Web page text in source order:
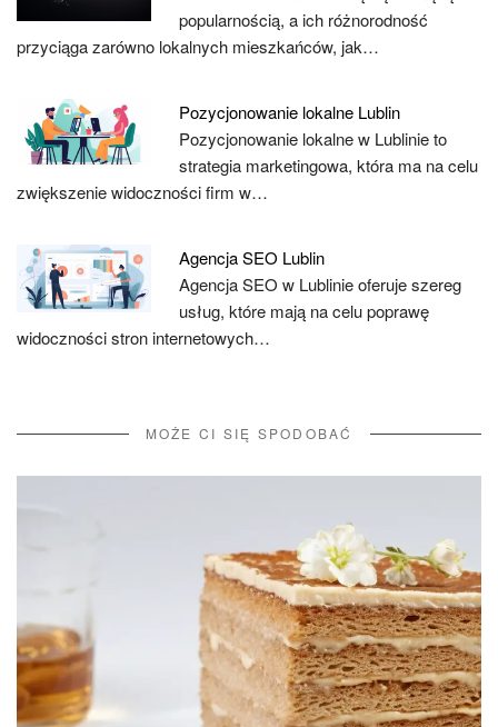
popularnością, a ich różnorodność
przyciąga zarówno lokalnych mieszkańców, jak…
Pozycjonowanie lokalne Lublin
Pozycjonowanie lokalne w Lublinie to
strategia marketingowa, która ma na celu
zwiększenie widoczności firm w…
Agencja SEO Lublin
Agencja SEO w Lublinie oferuje szereg
usług, które mają na celu poprawę
widoczności stron internetowych…
MOŻE CI SIĘ SPODOBAĆ